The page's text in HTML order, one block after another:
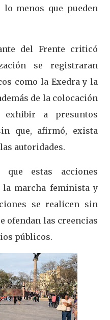
lo menos que pueden
del Frente criticó
se registraran
como la Exedra y la
de la colocación
a presuntos
que, afirmó, exista
autoridades.
que estas acciones
la marcha feminista y
se realicen sin
ofendan las creencias
públicos.